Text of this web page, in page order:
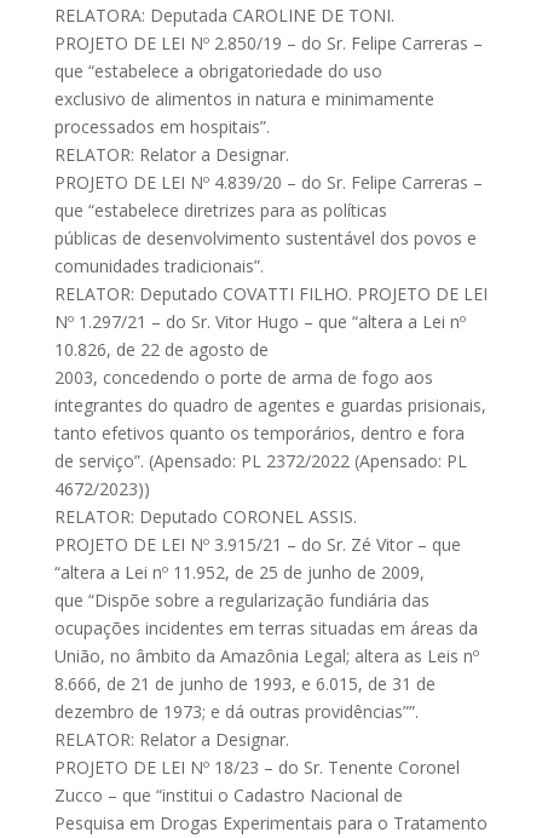
RELATORA: Deputada CAROLINE DE TONI.
PROJETO DE LEI Nº 2.850/19 – do Sr. Felipe Carreras –
que “estabelece a obrigatoriedade do uso
exclusivo de alimentos in natura e minimamente
processados em hospitais”.
RELATOR: Relator a Designar.
PROJETO DE LEI Nº 4.839/20 – do Sr. Felipe Carreras –
que “estabelece diretrizes para as políticas
públicas de desenvolvimento sustentável dos povos e
comunidades tradicionais”.
RELATOR: Deputado COVATTI FILHO. PROJETO DE LEI
Nº 1.297/21 – do Sr. Vitor Hugo – que “altera a Lei nº
10.826, de 22 de agosto de
2003, concedendo o porte de arma de fogo aos
integrantes do quadro de agentes e guardas prisionais,
tanto efetivos quanto os temporários, dentro e fora
de serviço”. (Apensado: PL 2372/2022 (Apensado: PL
4672/2023))
RELATOR: Deputado CORONEL ASSIS.
PROJETO DE LEI Nº 3.915/21 – do Sr. Zé Vitor – que
“altera a Lei nº 11.952, de 25 de junho de 2009,
que “Dispõe sobre a regularização fundiária das
ocupações incidentes em terras situadas em áreas da
União, no âmbito da Amazônia Legal; altera as Leis nº
8.666, de 21 de junho de 1993, e 6.015, de 31 de
dezembro de 1973; e dá outras providências””.
RELATOR: Relator a Designar.
PROJETO DE LEI Nº 18/23 – do Sr. Tenente Coronel
Zucco – que “institui o Cadastro Nacional de
Pesquisa em Drogas Experimentais para o Tratamento